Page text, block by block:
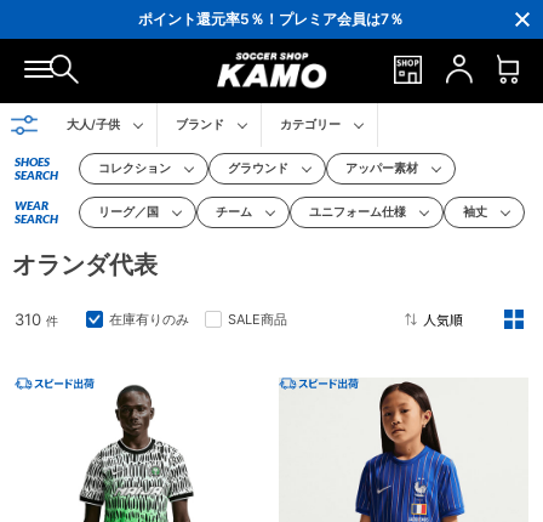
会員の方にはお誕生月に「10％OFFクーポン」プレゼント！
16,000円(税込)以上でシューズケースプレゼント！
3,300円(税込)以上で送料無料！
大人/子供 ブランド カテゴリー
SHOES
SEARCH
コレクション グラウンド アッパー素材
WEAR
SEARCH
リーグ／国 チーム ユニフォーム仕様 袖丈
オランダ代表
310 件 在庫有りのみ SALE商品